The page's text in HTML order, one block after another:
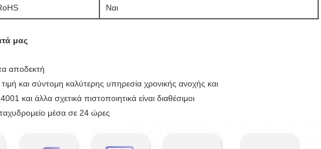
Ναι
μας
αποδεκτή
και σύντομη καλύτερης υπηρεσία χρονικής ανοχής και
και άλλα σχετικά πιστοποιητικά είναι διαθέσιμοι
μέσα σε 24 ώρες